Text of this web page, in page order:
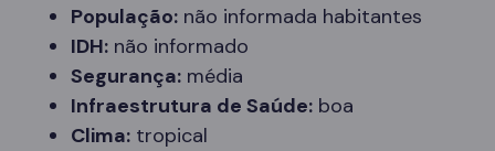
População: não informada habitantes
IDH: não informado
Segurança: média
Infraestrutura de Saúde: boa
Clima: tropical